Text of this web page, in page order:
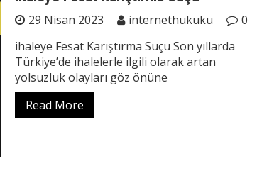
29 Nisan 2023 internethukuku
0
ihaleye Fesat Karıştırma Suçu Son yıllarda
Türkiye’de ihalelerle ilgili olarak artan
yolsuzluk olayları göz önüne
Read More